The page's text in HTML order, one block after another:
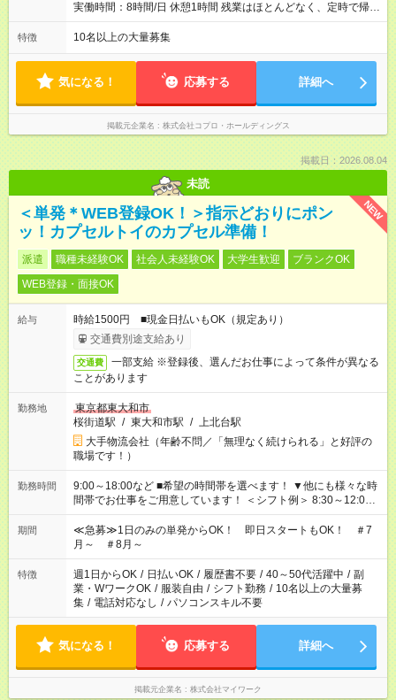
実働時間：8時間/日 休憩1時間 残業はほとんどなく、定時で帰れ
る日が多い働き方です。 毎日の業務は進捗管理や事務が中心な
ので、 「今日やるべき仕事」が終われば、自然と区切りをつけ
方を大切にしています。
特徴 10名以上の大量募集
気になる！ 応募する 詳細へ
掲載元企業名 株式会社コプロ・ホールディングス
掲載日：2026.08.04
未読
NEW
＜単発＊WEB登録OK！＞指示どおりにポン
ッ！カプセルトイのカプセル準備！
派遣 職種未経験OK 社会人未経験OK 大学生歓迎
ブランクOK
WEB登録・面接OK
給与
時給1500円 ■現金日払いもOK（規定あり）
交通費別途支給あり
交通費
一部支給 ※登録後、選んだお仕事によって条件が異なる
ことがあります
勤務地
東京都東大和市
桜街道駅 / 東大和市駅 / 上北台駅
大手物流会社（年齢不問／「無理なく続けられる」と好評の
職場です！）
勤務時間
9:00～18:00など ■希望の時間帯を選べます！ ▼他にも様々な時
間帯でお仕事をご用意しています！ ＜シフト例＞ 8:30～12:00
17:00～22:00 13:00～22:00 22:00～翌6:00 など
期間
≪急募≫1日のみの単発からOK！ 即日スタートもOK！ ＃7
月～ ＃8月～
特徴 週1日からOK / 日払いOK / 履歴書不要 / 40～50代活躍中 / 副
業・WワークOK / 服装自由 / シフト勤務 / 10名以上の大量募
集 / 電話対応なし / パソコンスキル不要
気になる！ 応募する 詳細へ
掲載元企業名 株式会社マイワーク